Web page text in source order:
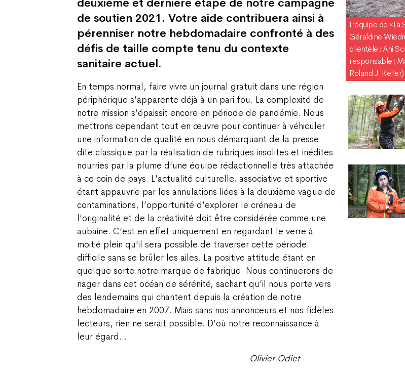
deuxième et dernière étape de notre campagne
de soutien 2021. Votre aide contribuera ainsi à
pérenniser notre hebdomadaire confronté à des
défis de taille compte tenu du contexte
sanitaire actuel.
En temps normal, faire vivre un journal gratuit dans une région
périphérique s’apparente déjà à un pari fou. La complexité de
notre mission s’épaissit encore en période de pandémie. Nous
mettrons cependant tout en œuvre pour continuer à véhiculer
une information de qualité en nous démarquant de la presse
dite classique par la réalisation de rubriques insolites et inédites
nourries par la plume d’une équipe rédactionnelle très attachée
à ce coin de pays. L’actualité culturelle, associative et sportive
étant appauvrie par les annulations liées à la deuxième vague de
contaminations, l’opportunité d’explorer le créneau de
l’originalité et de la créativité doit être considérée comme une
aubaine. C’est en effet uniquement en regardant le verre à
moitié plein qu’il sera possible de traverser cette période
difficile sans se brûler les ailes. La positive attitude étant en
quelque sorte notre marque de fabrique. Nous continuerons de
nager dans cet océan de sérénité, sachant qu’il nous porte vers
des lendemains qui chantent depuis la création de notre
hebdomadaire en 2007. Mais sans nos annonceurs et nos fidèles
lecteurs, rien ne serait possible. D’où notre reconnaissance à
leur égard…
Olivier Odiet
L’équipe de
Géraldine
clientèle ; Ani
responsable ;
Roland J. Keller)